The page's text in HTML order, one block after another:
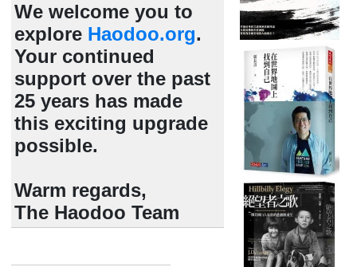
We welcome you to
explore Haodoo.org.
Your continued
support over the past
25 years has made
this exciting upgrade
possible.
Warm regards,
The Haodoo Team